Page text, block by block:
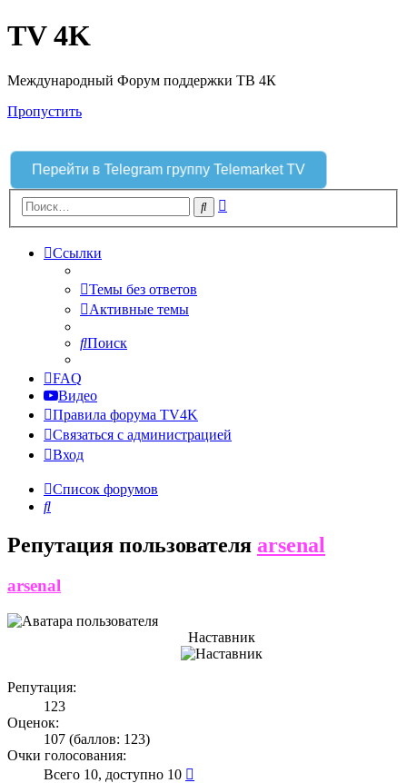
TV 4K
Международный Форум поддержки ТВ 4К
Пропустить
Перейти в Telegram группу Telemarket TV
Поиск
Ссылки
Темы без ответов
Активные темы
Поиск
FAQ
Видео
Правила форума TV4K
Связаться с администрацией
Вход
Список форумов
Поиск
Репутация пользователя arsenal
arsenal
Наставник
Репутация:
123
Оценок:
107 (баллов: 123)
Очки голосования:
Всего 10, доступно 10